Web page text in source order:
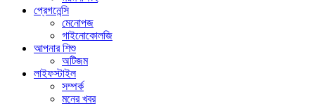
প্রেগনেন্সি
মেনোপজ
গাইনোকোলজি
আপনার শিশু
অটিজম
লাইফস্টাইল
সম্পর্ক
মনের খবর